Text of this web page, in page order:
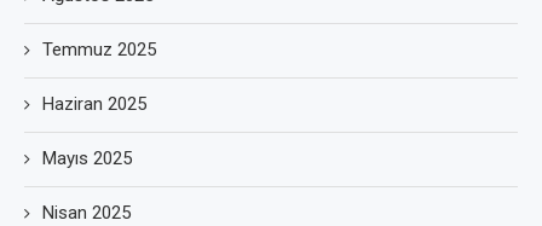
Temmuz 2025
Haziran 2025
Mayıs 2025
Nisan 2025